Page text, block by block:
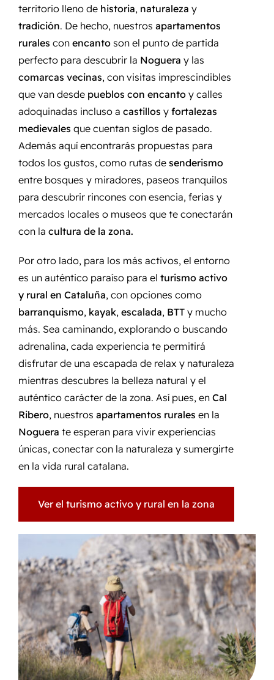
territorio lleno de historia, naturaleza y
tradición. De hecho, nuestros apartamentos
rurales con encanto son el punto de partida
perfecto para descubrir la Noguera y las
comarcas vecinas, con visitas imprescindibles
que van desde pueblos con encanto y calles
adoquinadas incluso a castillos y fortalezas
medievales que cuentan siglos de pasado.
Además aquí encontrarás propuestas para
todos los gustos, como rutas de senderismo
entre bosques y miradores, paseos tranquilos
para descubrir rincones con esencia, ferias y
mercados locales o museos que te conectarán
con la cultura de la zona.
Por otro lado, para los más activos, el entorno
es un auténtico paraíso para el turismo activo
y rural en Cataluña, con opciones como
barranquismo, kayak, escalada, BTT y mucho
más. Sea caminando, explorando o buscando
adrenalina, cada experiencia te permitirá
disfrutar de una escapada de relax y naturaleza
mientras descubres la belleza natural y el
auténtico carácter de la zona. Así pues, en Cal
Ribero, nuestros apartamentos rurales en la
Noguera te esperan para vivir experiencias
únicas, conectar con la naturaleza y sumergirte
en la vida rural catalana.
Ver el turismo activo y rural en la zona